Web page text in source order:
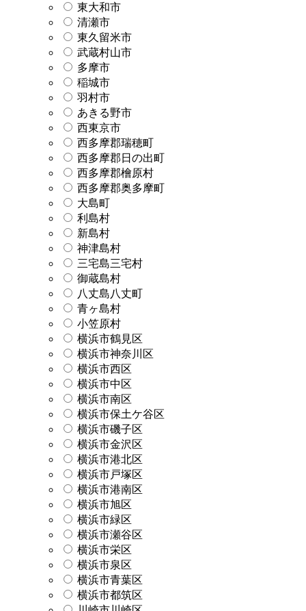
東大和市
清瀬市
東久留米市
武蔵村山市
多摩市
稲城市
羽村市
あきる野市
西東京市
西多摩郡瑞穂町
西多摩郡日の出町
西多摩郡檜原村
西多摩郡奥多摩町
大島町
利島村
新島村
神津島村
三宅島三宅村
御蔵島村
八丈島八丈町
青ヶ島村
小笠原村
横浜市鶴見区
横浜市神奈川区
横浜市西区
横浜市中区
横浜市南区
横浜市保土ケ谷区
横浜市磯子区
横浜市金沢区
横浜市港北区
横浜市戸塚区
横浜市港南区
横浜市旭区
横浜市緑区
横浜市瀬谷区
横浜市栄区
横浜市泉区
横浜市青葉区
横浜市都筑区